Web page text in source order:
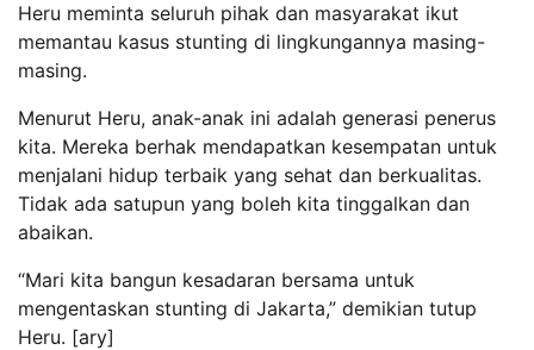
Heru meminta seluruh pihak dan masyarakat ikut
memantau kasus stunting di lingkungannya masing-
masing.
Menurut Heru, anak-anak ini adalah generasi penerus
kita. Mereka berhak mendapatkan kesempatan untuk
menjalani hidup terbaik yang sehat dan berkualitas.
Tidak ada satupun yang boleh kita tinggalkan dan
abaikan.
“Mari kita bangun kesadaran bersama untuk
mengentaskan stunting di Jakarta,” demikian tutup
Heru. [ary]